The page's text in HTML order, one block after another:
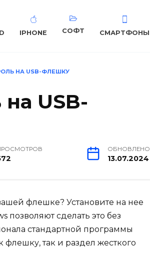
IPHONE СОФТ СМАРТФОНЫ
НА USB-ФЛЕШКУ
USB-
ОБНОВЛЕНО
13.07.2024
флешке? Установите на нее
сделать это без
стандартной программы
так и раздел жесткого